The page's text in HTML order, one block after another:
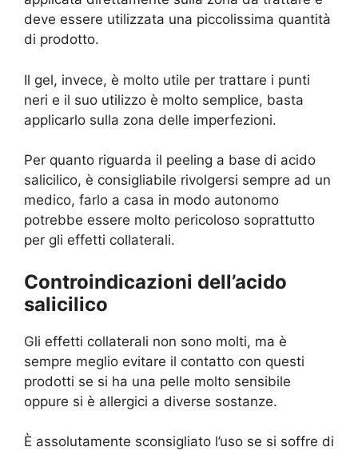
deve essere utilizzata una piccolissima quantità
di prodotto.
Il gel, invece, è molto utile per trattare i punti
neri e il suo utilizzo è molto semplice, basta
applicarlo sulla zona delle imperfezioni.
Per quanto riguarda il peeling a base di acido
salicilico, è consigliabile rivolgersi sempre ad un
medico, farlo a casa in modo autonomo
potrebbe essere molto pericoloso soprattutto
per gli effetti collaterali.
Controindicazioni dell’acido
salicilico
Gli effetti collaterali non sono molti, ma è
sempre meglio evitare il contatto con questi
prodotti se si ha una pelle molto sensibile
oppure si è allergici a diverse sostanze.
È assolutamente sconsigliato l’uso se si soffre di